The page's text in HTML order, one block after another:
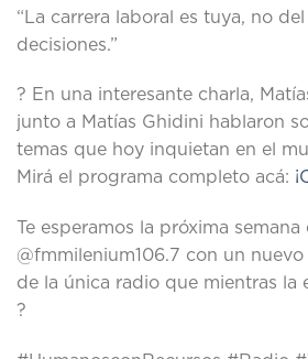
“La carrera laboral es tuya, no
decisiones.”
? En una interesante charla,
junto a Matías Ghidini hablaron
temas que hoy inquietan en el
Mirá el programa completo acá:
Te esperamos la próxima semana
@fmmilenium106.7 con un
de la única radio que mientras la
?